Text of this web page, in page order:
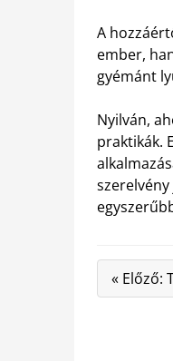
A
ember,
gyémánt
Nyilván,
praktikák.
« Előző: